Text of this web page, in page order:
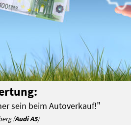
sein beim Autoverkauf!"
(Audi A5)